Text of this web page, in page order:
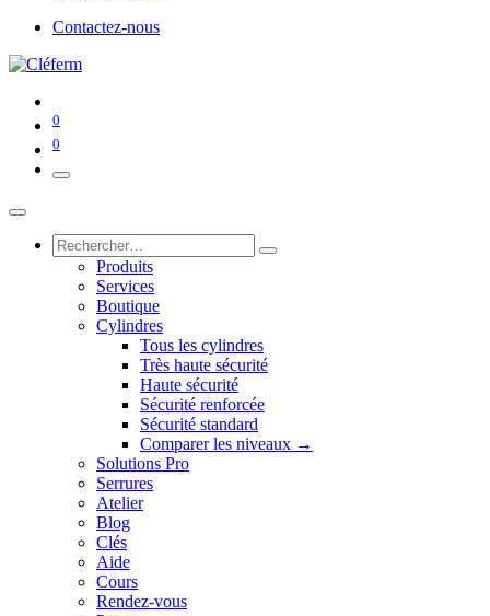
Contactez-nous
0
0
Produits
Services
Boutique
Cylindres
Tous les cylindres
Très haute sécurité
Haute sécurité
Sécurité renforcée
Sécurité standard
Comparer les niveaux →
Solutions Pro
Serrures
Atelier
Blog
Clés
Aide
Cours
Rendez-vous